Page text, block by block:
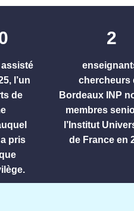
l’un
de
pris
2
chercheurs
Bordeaux INP
membres
l’Institut
de France en